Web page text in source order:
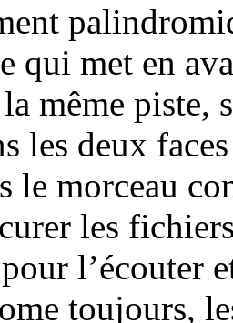
qui met en
même piste,
les deux
le morceau
les
l’écouter
toujours,